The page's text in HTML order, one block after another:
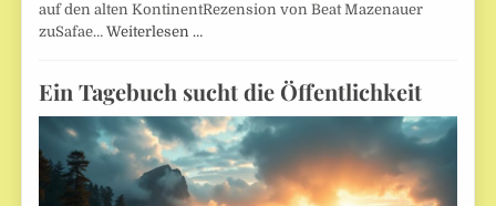
auf den alten KontinentRezension von Beat Mazenauer
zuSafae…Weiterlesen …
Ein Tagebuch sucht die Öffentlichkeit